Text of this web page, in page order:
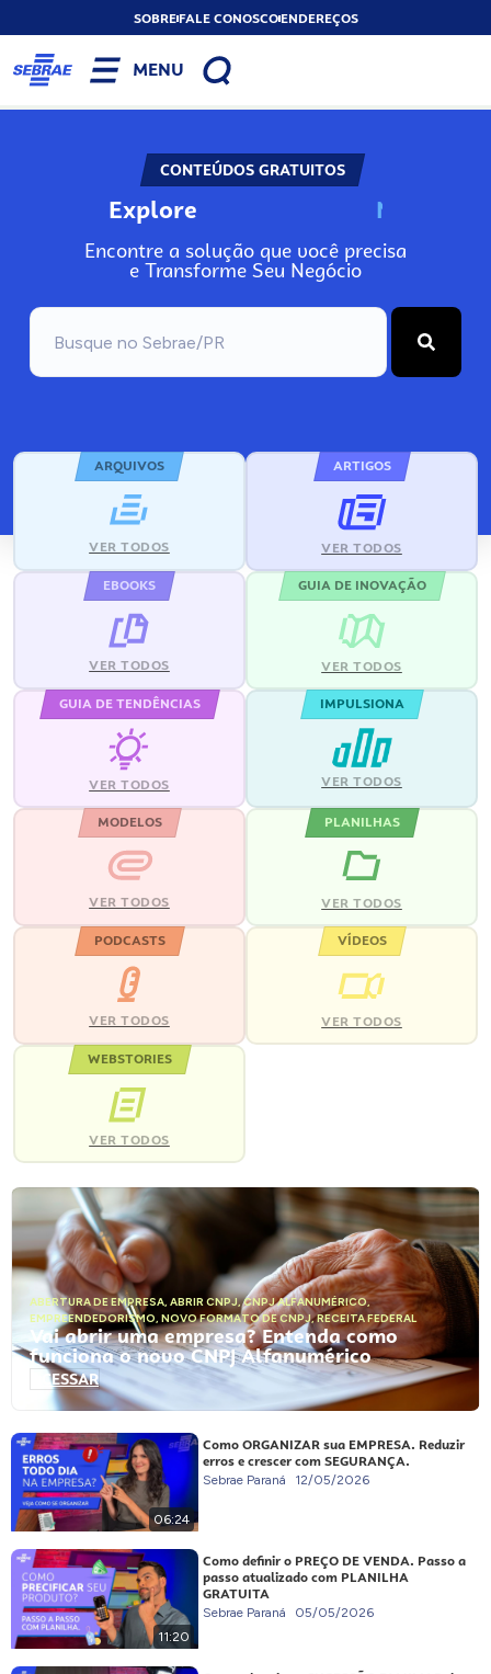
SOBREFALE CONOSCOENDEREÇOS
MENU
CONTEÚDOS GRATUITOS
Explore N
Encontre a solução que você precisa
e Transforme Seu Negócio
ARQUIVOS
VER TODOS
ARTIGOS
VER TODOS
EBOOKS
VER TODOS
GUIA DE INOVAÇÃO
VER TODOS
GUIA DE TENDÊNCIAS
VER TODOS
IMPULSIONA
VER TODOS
MODELOS
VER TODOS
PLANILHAS
VER TODOS
PODCASTS
VER TODOS
VÍDEOS
VER TODOS
WEBSTORIES
VER TODOS
ABERTURA DE EMPRESA, ABRIR CNPJ,CNPJ ALFANUMÉRICO,
EMPREENDEDORISMO, NOVO FORMATO DE CNPJ,RECEITA FEDERAL
Vai abrir uma empresa? Entenda como
funciona o novo CNPJ Alfanumérico
ACESSAR
06:24
Como ORGANIZAR sua EMPRESA. Reduzir
erros e crescer com SEGURANÇA.
Sebrae Paraná 12/05/2026
11:20
Como definir o PREÇO DE VENDA. Passo a
passo atualizado com PLANILHA
GRATUITA
Sebrae Paraná 05/05/2026